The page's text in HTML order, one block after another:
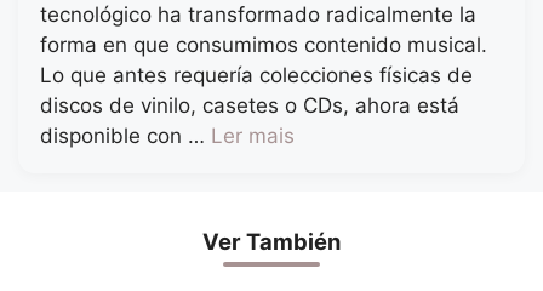
tecnológico ha transformado radicalmente la
forma en que consumimos contenido musical.
Lo que antes requería colecciones físicas de
discos de vinilo, casetes o CDs, ahora está
disponible con … Ler mais
Ver También